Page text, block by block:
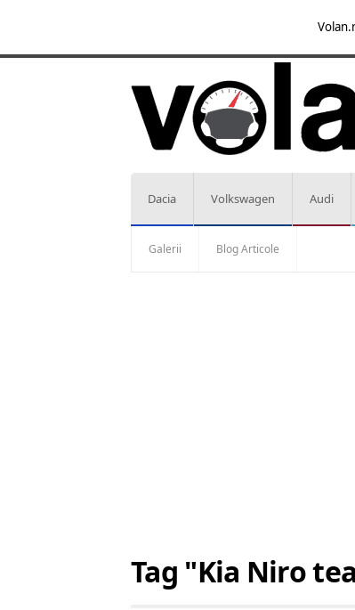
Dacia Volkswagen Audi
Galerii Blog Articole
Tag "Kia Niro